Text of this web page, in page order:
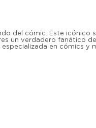
del cómic. Este
un verdadero fanático
en cómics